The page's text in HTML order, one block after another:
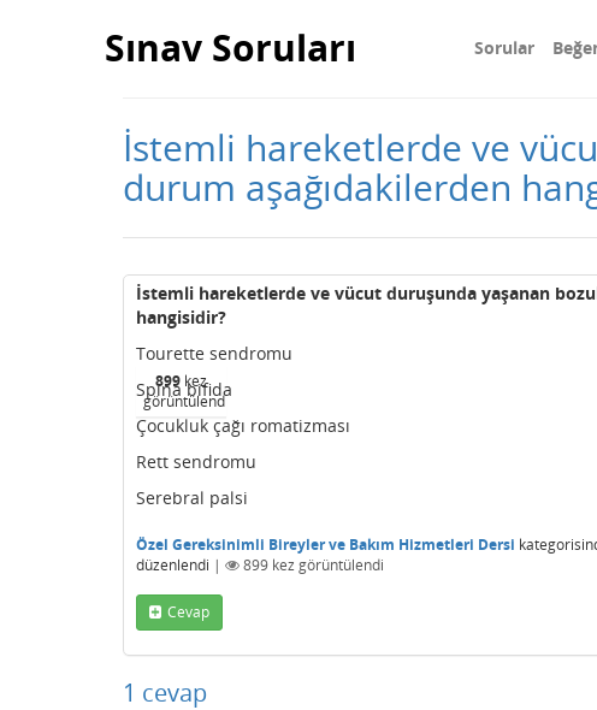
Sınav Soruları Sorular
İstemli hareketlerde ve
durum aşağıdakilerden
899 kez
görüntülendi
İstemli hareketlerde ve vücut duruşunda yaşanan
hangisidir?
Tourette sendromu
Spina bifida
Çocukluk çağı romatizması
Rett sendromu
Serebral palsi
Özel Gereksinimli Bireyler ve Bakım Hizmetleri Dersi
düzenlendi | 899 kez görüntülendi
Cevap
1 cevap